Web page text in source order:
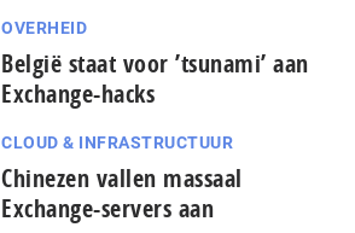
OVERHEID
België staat voor ’tsunami’ aan
Exchange-hacks
CLOUD & INFRASTRUCTUUR
Chinezen vallen massaal
Exchange-servers aan